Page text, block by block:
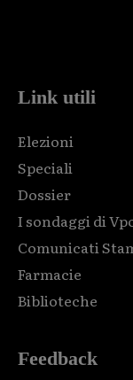
Link utili
Elezioni
Speciali
Dossier
I sondaggi di
Comunicati
Farmacie
Biblioteche
Feedback